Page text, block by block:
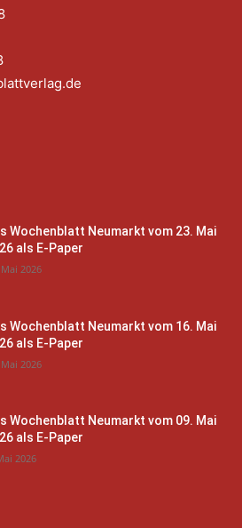
Wochenblatt Neumarkt vom 23. Mai
als E-Paper
2026
Wochenblatt Neumarkt vom 16. Mai
als E-Paper
2026
Wochenblatt Neumarkt vom 09. Mai
als E-Paper
2026